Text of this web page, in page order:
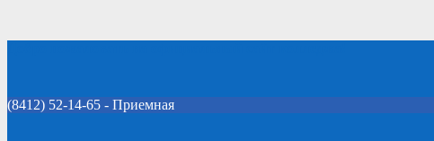
(8412) 52-14-65 - Приемная